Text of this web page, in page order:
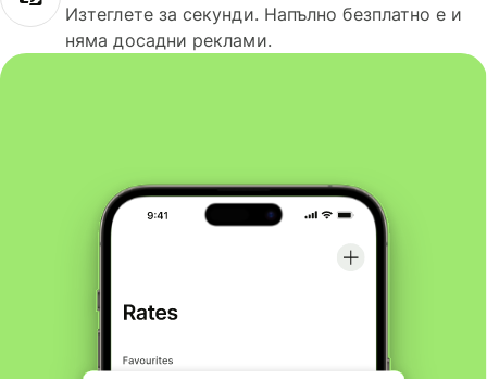
Изтеглете за секунди. Напълно безплатно е и
няма досадни реклами.